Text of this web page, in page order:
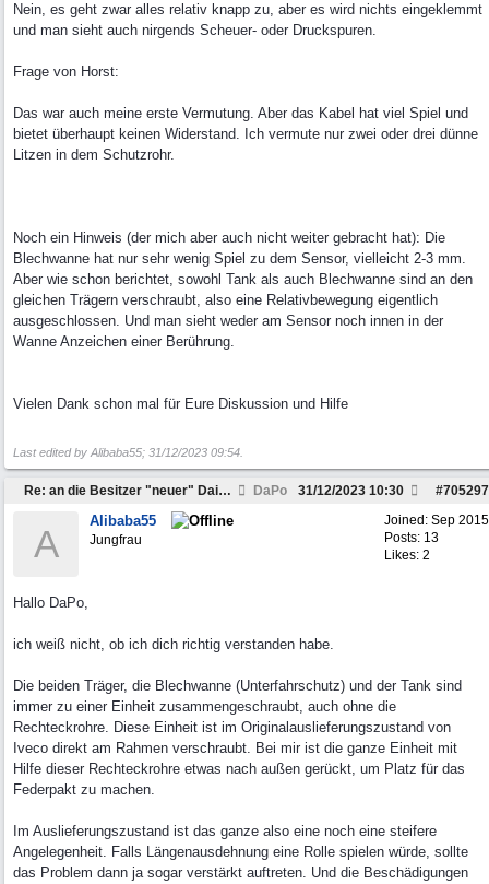
Nein, es geht zwar alles relativ knapp zu, aber es wird nichts eingeklemmt
und man sieht auch nirgends Scheuer- oder Druckspuren.
Frage von Horst:
Das war auch meine erste Vermutung. Aber das Kabel hat viel Spiel und
bietet überhaupt keinen Widerstand. Ich vermute nur zwei oder drei dünne
Litzen in dem Schutzrohr.
Noch ein Hinweis (der mich aber auch nicht weiter gebracht hat): Die
Blechwanne hat nur sehr wenig Spiel zu dem Sensor, vielleicht 2-3 mm.
Aber wie schon berichtet, sowohl Tank als auch Blechwanne sind an den
gleichen Trägern verschraubt, also eine Relativbewegung eigentlich
ausgeschlossen. Und man sieht weder am Sensor noch innen in der
Wanne Anzeichen einer Berührung.
Vielen Dank schon mal für Eure Diskussion und Hilfe
Last edited by Alibaba55; 31/12/2023 09:54
Re: an die Besitzer "neuer" Daily`s ab 2007 ........ DaPo #705297
31/12/2023 10:30
Joined: Sep 2015
Posts: 13
Likes: 2
A
Alibaba55
Jungfrau
Hallo DaPo,
ich weiß nicht, ob ich dich richtig verstanden habe.
Die beiden Träger, die Blechwanne (Unterfahrschutz) und der Tank sind
immer zu einer Einheit zusammengeschraubt, auch ohne die
Rechteckrohre. Diese Einheit ist im Originalauslieferungszustand von
Iveco direkt am Rahmen verschraubt. Bei mir ist die ganze Einheit mit
Hilfe dieser Rechteckrohre etwas nach außen gerückt, um Platz für das
Federpakt zu machen.
Im Auslieferungszustand ist das ganze also eine noch eine steifere
Angelegenheit. Falls Längenausdehnung eine Rolle spielen würde, sollte
das Problem dann ja sogar verstärkt auftreten. Und die Beschädigungen